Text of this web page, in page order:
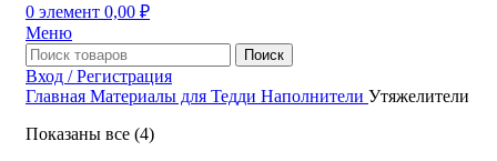
0 элемент 0,00 ₽
Меню
Поиск
Вход / Регистрация
Главная Материалы для Тедди Наполнители Утяжелители
Показаны все (4)